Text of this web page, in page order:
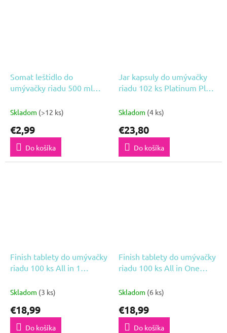
Somat leštidlo do
umývačky riadu 500 ml
Skladom (>12 ks)
€2,99
Do košíka
Jar kapsuly do umývačky
riadu 102 ks Platinum Plus
Skladom (4 ks)
€23,80
Do košíka
Finish tablety do umývačky
riadu 100 ks All in 1
Skladom (3 ks)
€18,99
Do košíka
Finish tablety do umývačky
riadu 100 ks All in One
Skladom (6 ks)
€18,99
Do košíka